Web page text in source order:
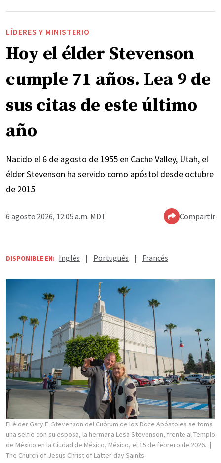
LÍDERES Y MINISTERIO
Hoy el élder Stevenson
cumple 71 años. Lea 9 de
sus citas de este último
año
Nacido el 6 de agosto de 1955 en Cache Valley, Utah, el
élder Stevenson ha servido como apóstol desde octubre
de 2015
6 agosto 2026, 12:05 a.m. MDT Compartir
DISPONIBLE EN: Inglés | Portugués | Francés
El élder Gary E. Stevenson del Cuórum de los Doce Apóstoles se toma
una selfie con su esposa, la hermana Lesa Stevenson, frente al Templo
de México en la Ciudad de México, México, el 15 de febrero de 2026.
The Church of Jesus Christ of Latter-day Saints